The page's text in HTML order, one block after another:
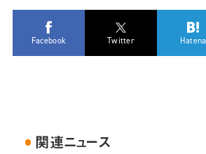
Facebook Twitter Hatena
関連ニュース